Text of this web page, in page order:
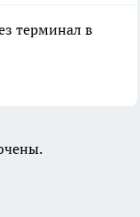
терминал в